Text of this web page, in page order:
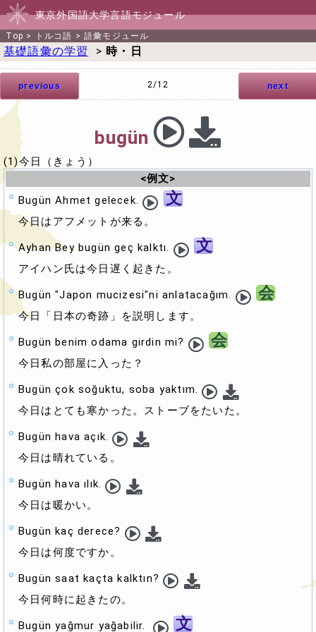
東京外国語大学言語モジュール
Top > トルコ語 >語彙モジュール
基礎語彙の学習 > 時・日
previous next
2/12
bugün
(1)今日（きょう）
<例文>
Bugün Ahmet gelecek.
文
今日はアフメットが来る。
Ayhan Bey bugün geç kalktı. 文
アイハン氏は今日遅く起きた。
Bugün "Japon mucizesi"ni anlatacağım. 会
今日「日本の奇跡」を説明します。
Bugün benim odama girdin mi? 会
今日私の部屋に入った？
Bugün çok soğuktu, soba yaktım.
今日はとても寒かった。ストーブをたいた。
Bugün hava açık.
今日は晴れている。
Bugün hava ılık.
今日は暖かい。
Bugün kaç derece?
今日は何度ですか。
Bugün saat kaçta kalktın?
今日何時に起きたの。
Bugün yağmur yağabilir. 文